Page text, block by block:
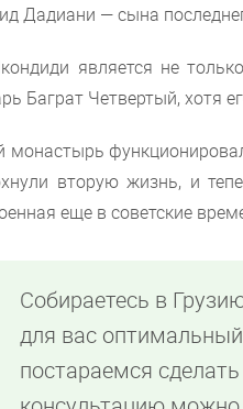
Дадиани — сына
является не
Баграт Четвертый, хотя
монастырь
вторую жизнь, и
еще в советские
Собираетесь в
для вас
постараемся